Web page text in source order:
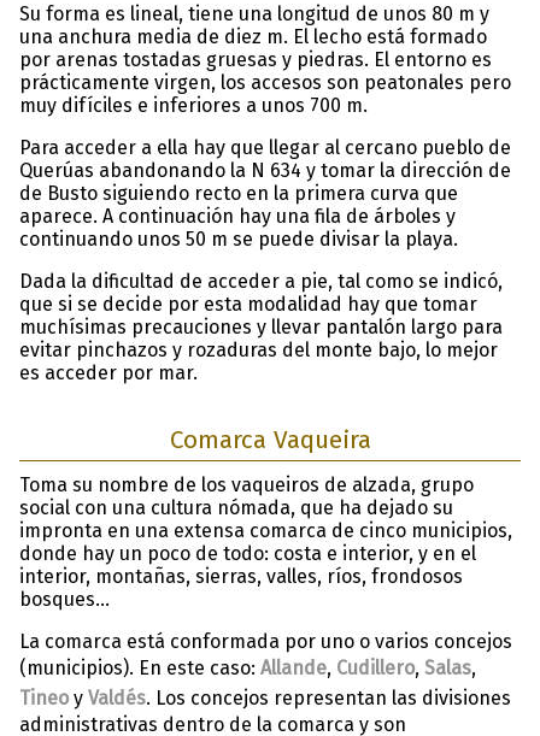
Su forma es lineal, tiene una longitud de unos 80 m y
una anchura media de diez m. El lecho está formado
por arenas tostadas gruesas y piedras. El entorno es
prácticamente virgen, los accesos son peatonales pero
muy difíciles e inferiores a unos 700 m.
Para acceder a ella hay que llegar al cercano pueblo de
Querúas abandonando la N 634 y tomar la dirección de
de Busto siguiendo recto en la primera curva que
aparece. A continuación hay una fila de árboles y
continuando unos 50 m se puede divisar la playa.
Dada la dificultad de acceder a pie, tal como se indicó,
que si se decide por esta modalidad hay que tomar
muchísimas precauciones y llevar pantalón largo para
evitar pinchazos y rozaduras del monte bajo, lo mejor
es acceder por mar.
Comarca Vaqueira
Toma su nombre de los vaqueiros de alzada, grupo
social con una cultura nómada, que ha dejado su
impronta en una extensa comarca de cinco municipios,
donde hay un poco de todo: costa e interior, y en el
interior, montañas, sierras, valles, ríos, frondosos
bosques…
La comarca está conformada por uno o varios concejos
(municipios). En este caso: Allande, Cudillero, Salas,
Tineo y Valdés. Los concejos representan las divisiones
administrativas dentro de la comarca y son